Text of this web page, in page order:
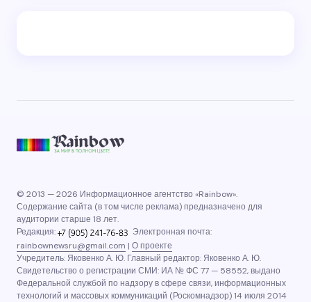
© 2013 — 2026 Информационное агентство «Rainbow».
Содержание сайта (в том числе реклама) предназначено для
аудитории старше 18 лет.
Редакция:
Электронная почта:
rainbownewsru@gmail.com | О проекте
Учредитель: Яковенко А. Ю. Главный редактор: Яковенко А. Ю.
Свидетельство о регистрации СМИ: ИА № ФС 77 — 58552, выдано
Федеральной службой по надзору в сфере связи, информационных
технологий и массовых коммуникаций (Роскомнадзор) 14 июля 2014